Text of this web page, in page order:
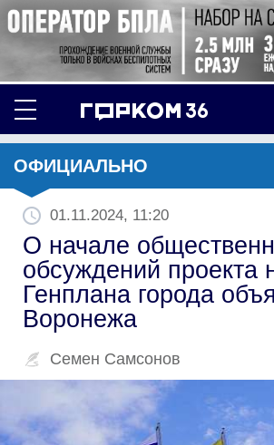
ОФИЦИАЛЬНО
01.11.2024, 11:20
О начале
обсуждений проекта
Генплана города
Воронежа
Семен Самсонов